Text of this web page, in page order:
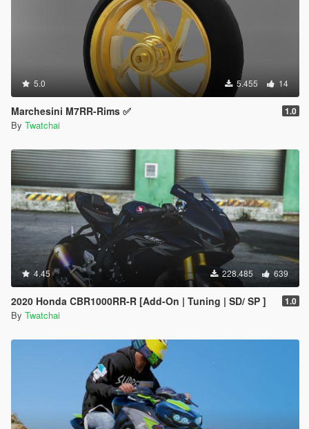
5.0 5.455 14
Marchesini M7RR-Rims ✅ 1.0
By Twatchai
4.45 228.485 639
2020 Honda CBR1000RR-R [Add-On | Tuning | SD/ SP ] 1.0
By Twatchai